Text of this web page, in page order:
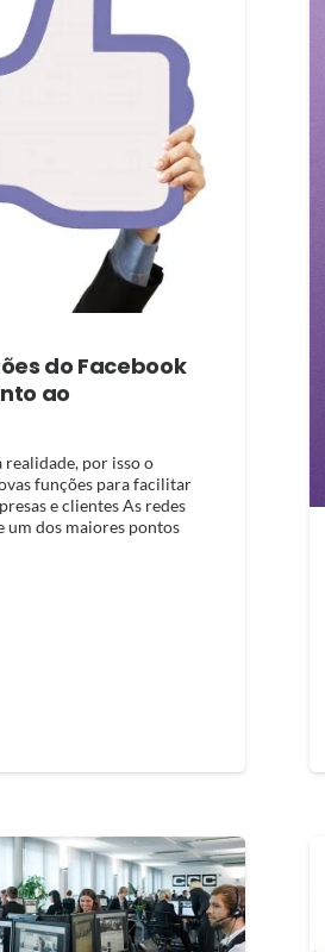
do Facebook
ao
realidade, por isso o
funções para facilitar
e clientes As redes
um dos maiores pontos